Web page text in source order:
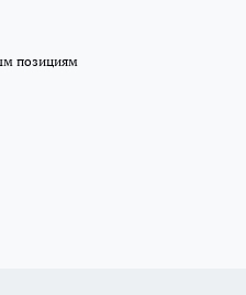
позициям